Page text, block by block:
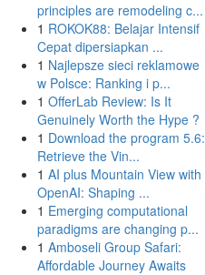
principles are remodeling c...
1 ROKOK88: Belajar Intensif
Cepat dipersiapkan ...
1 Najlepsze sieci reklamowe
w Polsce: Ranking i p...
1 OfferLab Review: Is It
Genuinely Worth the Hype ?
1 Download the program 5.6:
Retrieve the Vin...
1 AI plus Mountain View with
OpenAI: Shaping ...
1 Emerging computational
paradigms are changing p...
1 Amboseli Group Safari:
Affordable Journey Awaits